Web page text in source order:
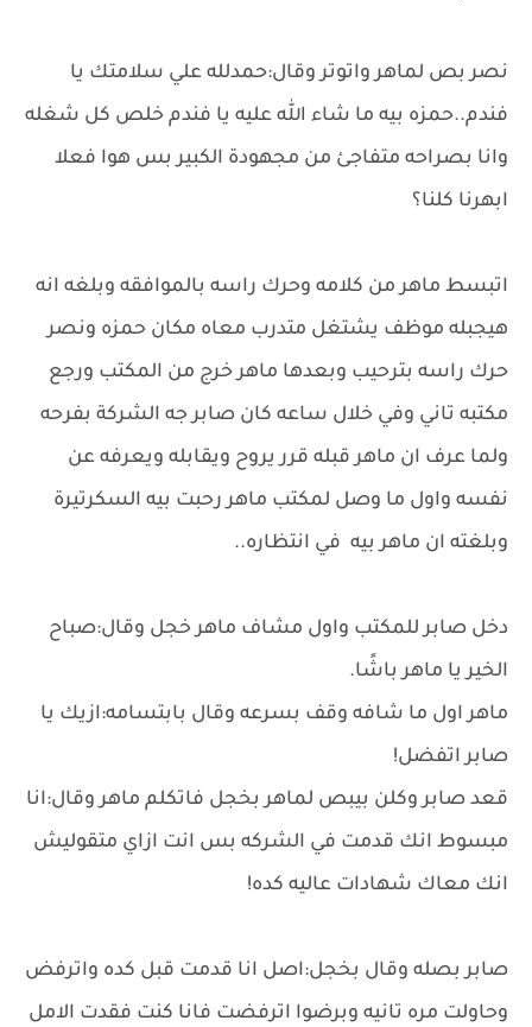
نصر بص لماهر واتوتر وقال:حمدلله علي سلامتك يا
فندم..حمزه بيه ما شاء الله عليه يا فندم خلص كل شغله
وانا بصراحه متفاجئ من مجهودة الكبير بس هوا فعلا
ابهرنا كلنا؟
اتبسط ماهر من كلامه وحرك راسه بالموافقه وبلغه انه
هيجبله موظف يشتغل متدرب معاه مكان حمزه ونصر
حرك راسه بترحيب وبعدها ماهر خرج من المكتب ورجع
مكتبه تاني وفي خلال ساعه كان صابر جه الشركة بفرحه
ولما عرف ان ماهر قبله قرر يروح ويقابله ويعرفه عن
نفسه واول ما وصل لمكتب ماهر رحبت بيه السكرتيرة
وبلغته ان ماهر بيه في انتظاره..
دخل صابر للمكتب واول مشاف ماهر خجل وقال:صباح
الخير يا ماهر باشًا.
ماهر اول ما شافه وقف بسرعه وقال بابتسامه:ازيك يا
صابر اتفضل!
قعد صابر وكلن بيبص لماهر بخجل فاتكلم ماهر وقال:انا
مبسوط انك قدمت في الشركه بس انت ازاي متقوليش
انك معاك شهادات عاليه كده!
صابر بصله وقال بخجل:اصل انا قدمت قبل كده واترفض
وحاولت مره تانيه وبرضوا اترفضت فانا كنت فقدت الامل